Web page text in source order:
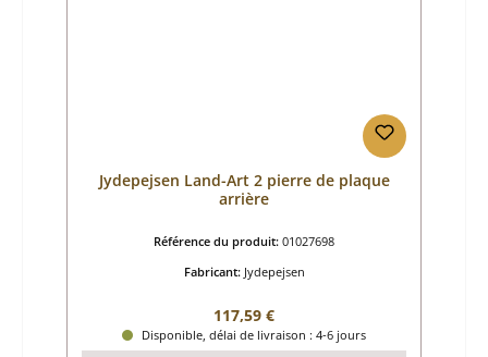
Jydepejsen Land-Art 2 pierre de plaque
arrière
Référence du produit: 01027698
Fabricant: Jydepejsen
Prix régulier :
117,59 €
Disponible, délai de livraison : 4-6 jours